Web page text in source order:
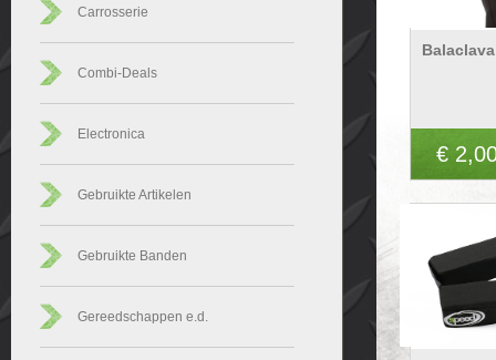
Carrosserie
Combi-Deals
Electronica
Gebruikte Artikelen
Gebruikte Banden
Gereedschappen e.d.
€